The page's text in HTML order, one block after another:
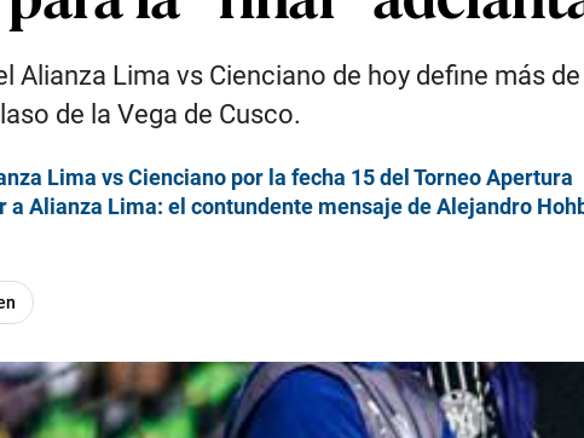
Alianza Lima vs Cienciano de hoy define más
de la Vega de Cusco.
Lima vs Cienciano por la fecha 15 del Torneo Apertura
a Alianza Lima: el contundente mensaje de Alejandro